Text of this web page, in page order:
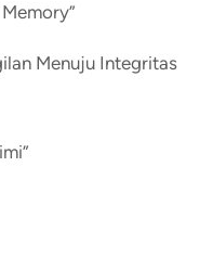
Menuju Integritas